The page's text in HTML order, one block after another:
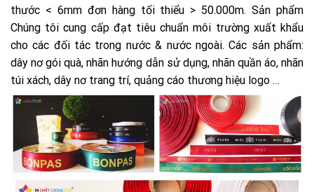
thước < 6mm đơn hàng tối thiểu > 50.000m. Sản phẩm
Chúng tôi cung cấp đạt tiêu chuẩn môi trường xuất khẩu
cho các đối tác trong nước & nước ngoài. Các sản phẩm:
dây nơ gói quà, nhãn hướng dẫn sử dụng, nhãn quần áo, nhãn
túi xách, dây nơ trang trí, quảng cáo thương hiệu logo …